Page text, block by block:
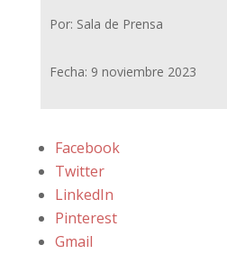
Por: Sala de Prensa
Fecha: 9 noviembre 2023
Facebook
Twitter
LinkedIn
Pinterest
Gmail